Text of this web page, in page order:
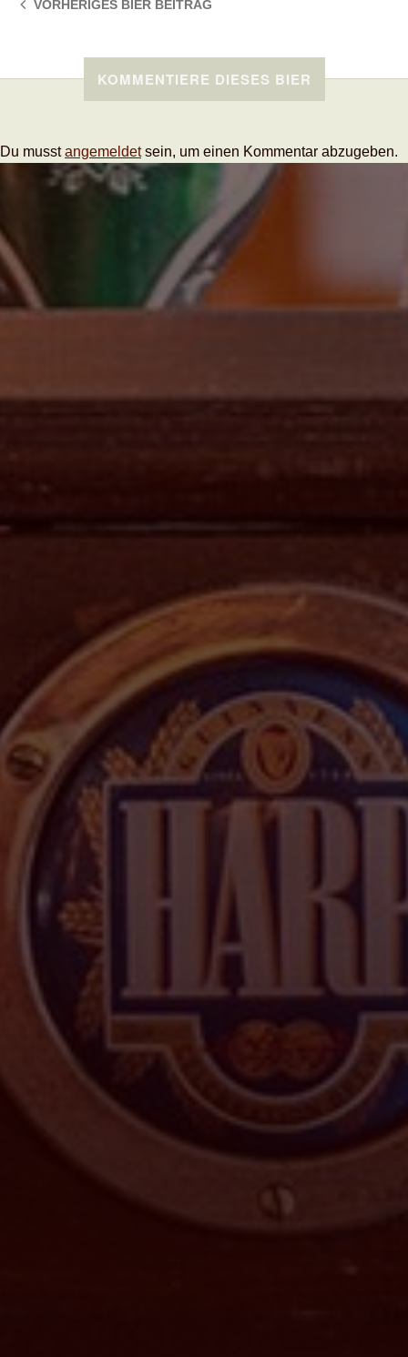
VORHERIGES BIER BEITRAG
KOMMENTIERE DIESES BIER
Du musstangemeldetsein, um einen Kommentar abzugeben.